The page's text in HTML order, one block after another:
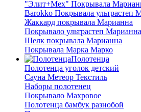
"Элит+Мех" Покрывала
Barokko Покрывала ультрастеп
Жаккард покрывала Марианна
Покрывало ультрастеп Марианна
Шелк покрывала Марианна
Покрывала Марка Марко
Полотенца
Полотенца уголок детский
Сауна Метеор Текстиль
Наборы полотенец
Покрывало Махровое
Полотенца бамбук разнобой